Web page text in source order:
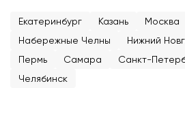
Екатеринбург Казань
Москва
Набережные Челны
Нижний
Пермь
Самара Санкт-
Челябинск